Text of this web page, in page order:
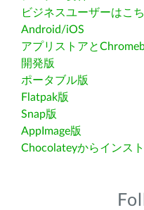
ビジネスユーザーはこ
Android/iOS
アプリストアと
開発版
ポータブル版
Flatpak版
Snap版
AppImage版
Chocolateyからインス